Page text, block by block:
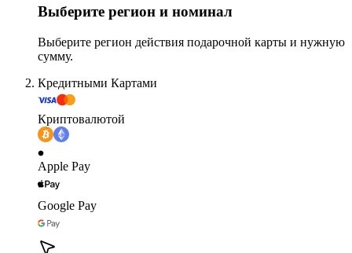
Выберите регион и номинал
Выберите регион действия подарочной карты и нужную
сумму.
Кредитными Картами
Криптовалютой
Apple Pay
Google Pay